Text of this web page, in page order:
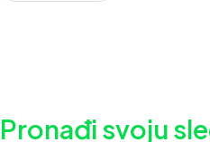
Pronađi svoju